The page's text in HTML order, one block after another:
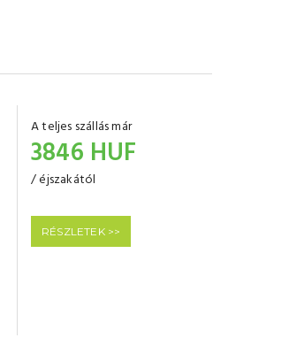
A teljes szállás már
3846 HUF
/ éjszakától
RÉSZLETEK >>